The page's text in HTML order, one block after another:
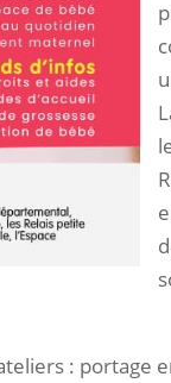
: portage